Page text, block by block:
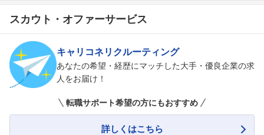
スカウト・オファーサービス
キャリコネリクルーティング
あなたの希望・経歴にマッチした大手・優良企業の求
人をお届け！
転職サポート希望の方にもおすすめ
詳しくはこちら